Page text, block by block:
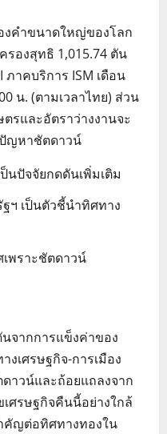
งคำขนาดใหญ่ของโลก
รองสุทธิ 1,015.74 ตัน
าคบริการ ISM เดือน
น. (ตามเวลาไทย) ส่วน
รและอัตราว่างงานจะ
ปัญหาชัตดาวน์
นปัจจัยกดดันเพิ่มเติม
ฯ เป็นตัวชี้นำทิศทาง
พราะชัตดาวน์
จากการแข็งค่าของ
เศรษฐกิจ-การเมือง
าวน์และถ้อยแถลงจาก
ศรษฐกิจคืนนี้อย่างใกล้
คัญต่อทิศทางทองใน